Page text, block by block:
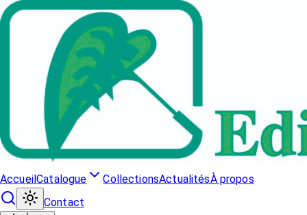
AccueilCatalogue CollectionsActualitésÀ propos
Contact